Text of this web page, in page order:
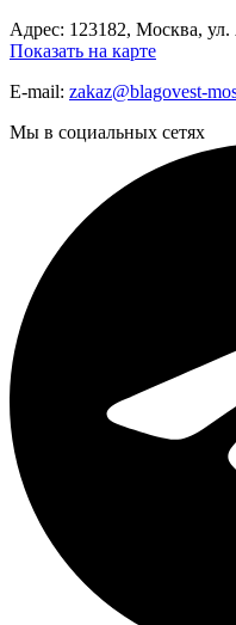
Адрес: 123182, Москва,
Показать на карте
E-mail: zakaz@blagovest-
Мы в социальных сетях